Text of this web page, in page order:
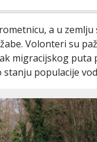
a u
Volonteri su
migracijskog puta
populacije